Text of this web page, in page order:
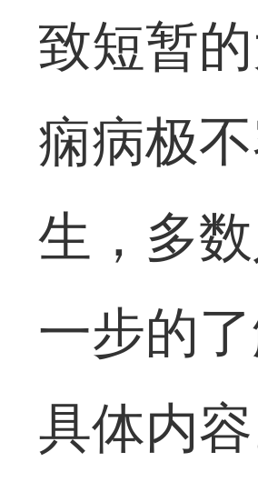
致短暂
痫病极
生，多
一步的
具体内容